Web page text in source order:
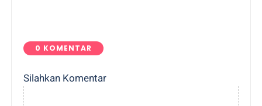
0 KOMENTAR
Silahkan Komentar